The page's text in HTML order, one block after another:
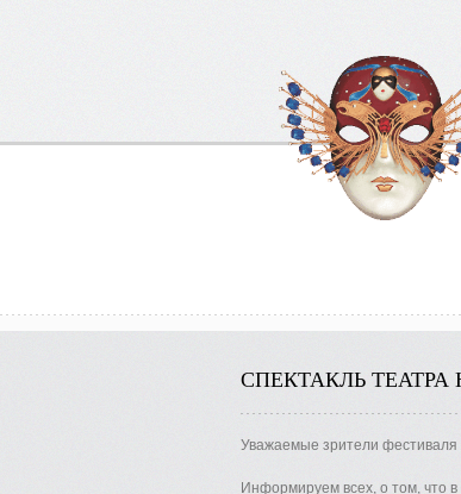
СПЕКТАКЛЬ
Уважаемые зрители фестиваля
Информируем всех, о том, что